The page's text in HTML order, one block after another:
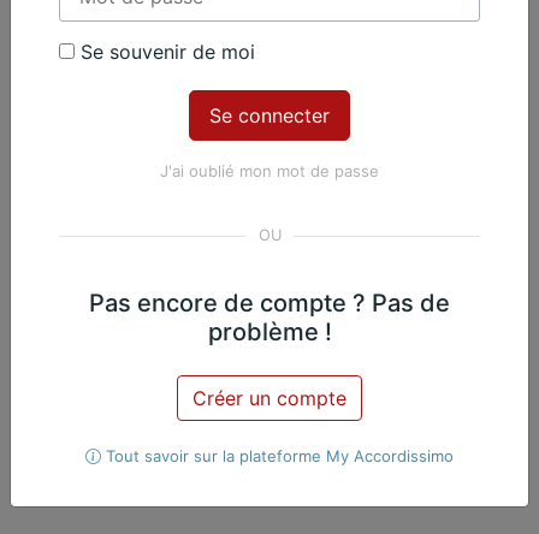
Œuvres du même
compositeur​
Violoncelle 2 violoncelles
Se souvenir de moi
J'ai oublié mon mot de passe
Pas encore de compte ? Pas de
problème !
Créer un compte
Tout savoir sur la plateforme My Accordissimo